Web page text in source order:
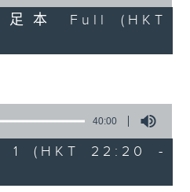
本 Full (HKT
40:00
1 (HKT 22:20 -